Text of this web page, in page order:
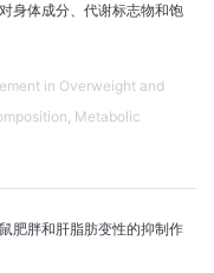
身体成分、代谢标志物和饱
in Overweight and
Metabolic
肥胖和肝脂肪变性的抑制作